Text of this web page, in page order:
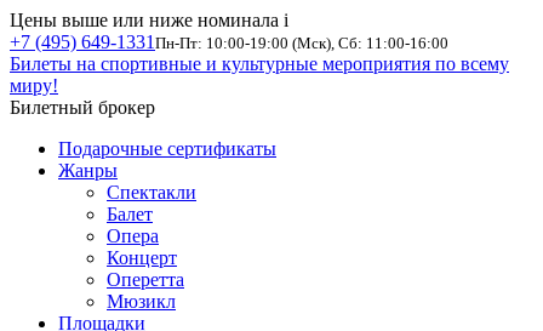
Цены выше или ниже номинала i
+7 (495) 649-1331 Пн-Пт: 10:00-19:00 (Мск), Сб: 11:00-16:00
Билеты на спортивные и культурные мероприятия по всему
миру!
Билетный брокер
Подарочные сертификаты
Жанры
Спектакли
Балет
Опера
Концерт
Оперетта
Мюзикл
Площадки